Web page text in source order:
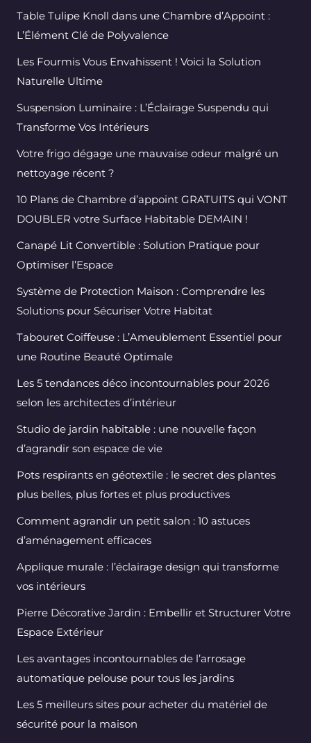
Table Tulipe Knoll dans une Chambre d’Appoint :
L’Élément Clé de Polyvalence
Les Fourmis Vous Envahissent ! Voici la Solution
Naturelle Ultime
Suspension Luminaire : L’Éclairage Suspendu qui
Transforme Vos Intérieurs
Votre frigo dégage une mauvaise odeur malgré un
nettoyage récent ?
10 Plans de Chambre d’appoint GRATUITS qui VONT
DOUBLER votre Surface Habitable DEMAIN !
Canapé Lit Convertible : Solution Pratique pour
Optimiser l’Espace
Système de Protection Maison : Comprendre les
Solutions pour Sécuriser Votre Habitat
Tabouret Coiffeuse : L’Ameublement Essentiel pour
une Routine Beauté Optimale
Les 5 tendances déco incontournables pour 2026
selon les architectes d’intérieur
Studio de jardin habitable : une nouvelle façon
d’agrandir son espace de vie
Pots respirants en géotextile : le secret des plantes
plus belles, plus fortes et plus productives
Comment agrandir un petit salon : 10 astuces
d’aménagement efficaces
Applique murale : l’éclairage design qui transforme
vos intérieurs
Pierre Décorative Jardin : Embellir et Structurer Votre
Espace Extérieur
Les avantages incontournables de l’arrosage
automatique pelouse pour tous les jardins
Les 5 meilleurs sites pour acheter du matériel de
sécurité pour la maison